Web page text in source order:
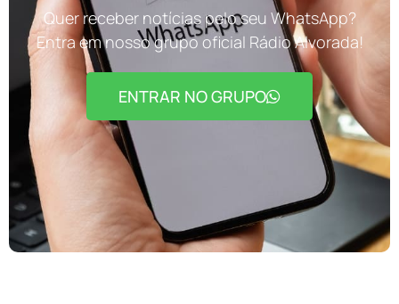
Quer receber notícias pelo seu WhatsApp?
Entra em nosso grupo oficial Rádio Alvorada!
ENTRAR NO GRUPO